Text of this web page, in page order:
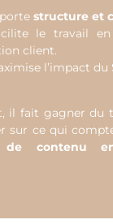
structure et
le travail
client.
l’impact du
il fait gagner du
sur ce qui
de contenu